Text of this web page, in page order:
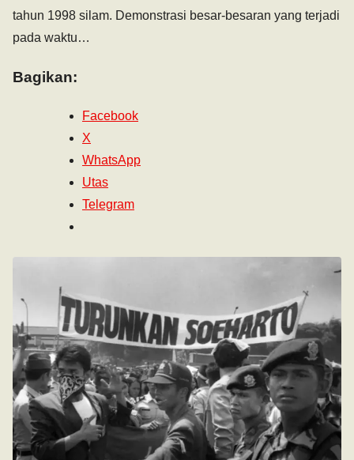
tahun 1998 silam. Demonstrasi besar-besaran yang terjadi
pada waktu…
Bagikan:
Facebook
X
WhatsApp
Utas
Telegram